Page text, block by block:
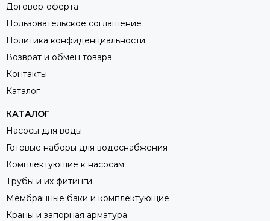
Договор-оферта
Пользовательское соглашение
Политика конфиденциальности
Возврат и обмен товара
Контакты
Каталог
КАТАЛОГ
Насосы для воды
Готовые наборы для водоснабжения
Комплектующие к насосам
Трубы и их фитинги
Мембранные баки и комплектующие
Краны и запорная арматура